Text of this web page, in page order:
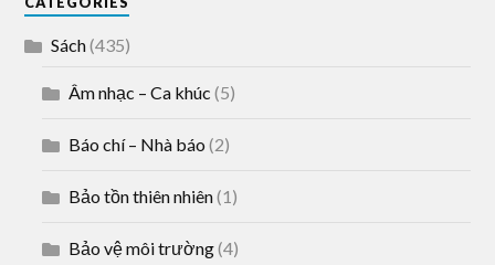
Sách(435)
Âm nhạc – Ca khúc (5)
Báo chí – Nhà báo (2)
Bảo tồn thiên nhiên(1)
Bảo vệ môi trường(4)